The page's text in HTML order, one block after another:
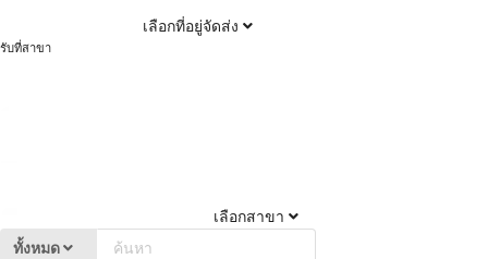
เลือกที่อยู่จัดส่ง
รับที่สาขา
เลือกสาขา
ทั้งหมด